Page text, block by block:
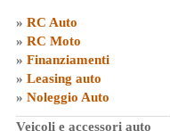
» RC Auto
» RC Moto
» Finanziamenti
» Leasing auto
» Noleggio Auto
Veicoli e accessori auto